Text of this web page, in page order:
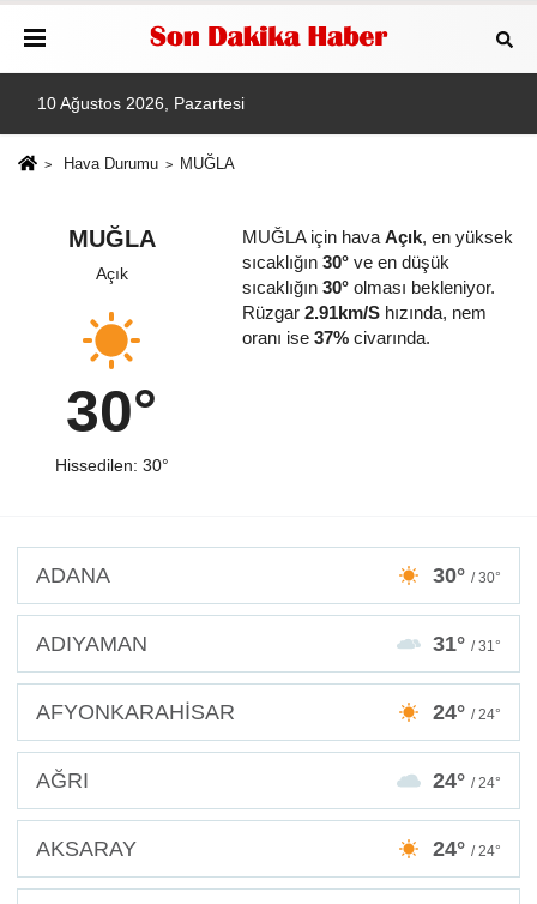
10 Ağustos 2026, Pazartesi
Hava Durumu MUĞLA
MUĞLA
Açık
30°
Hissedilen: 30°
MUĞLA için hava Açık, en yüksek
sıcaklığın 30°ve en düşük
sıcaklığın 30°olması bekleniyor.
Rüzgar 2.91km/Shızında, nem
oranı ise 37%civarında.
ADANA 30° / 30°
ADIYAMAN 31° / 31°
AFYONKARAHİSAR 24° / 24°
AĞRI 24° / 24°
AKSARAY 24° / 24°